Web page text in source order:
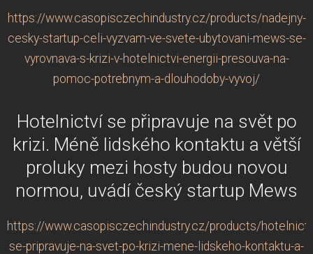
https://www.casopisczechindustry.cz/products/nadejny-
cesky-startup-celi-vyzvam-ve-svete-ubytovani-mews-se-
vyrovnava-s-krizi-v-hotelnictvi-energii-presouva-na-
pomoc-potrebnym-a-dlouhodoby-vyvoj/
Hotelnictví se připravuje na svět po
krizi. Méně lidského kontaktu a větší
proluky mezi hosty budou novou
normou, uvádí český startup Mews
https://www.casopisczechindustry.cz/products/
se-pripravuje-na-svet-po-krizi-mene-lidskeho-kontaktu-a-